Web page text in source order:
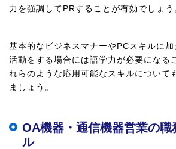
力を強調してPRすることが有効でしょう
基本的なビジネスマナーやPCスキルに
活動をする場合には語学力が必要になる
れらのような応用可能なスキルについて
ましょう。
OA機器・通信機器営業の職
ル